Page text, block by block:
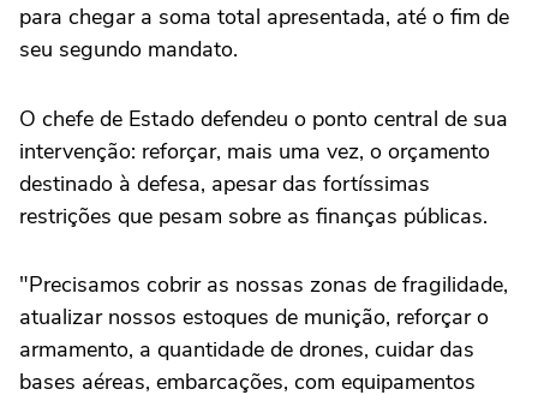
para chegar a soma total apresentada, até o fim de
seu segundo mandato.
O chefe de Estado defendeu o ponto central de sua
intervenção: reforçar, mais uma vez, o orçamento
destinado à defesa, apesar das fortíssimas
restrições que pesam sobre as finanças públicas.
"Precisamos cobrir as nossas zonas de fragilidade,
atualizar nossos estoques de munição, reforçar o
armamento, a quantidade de drones, cuidar das
bases aéreas, embarcações, com equipamentos